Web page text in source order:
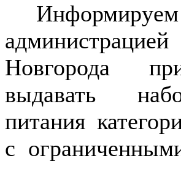
Новгорода
выдавать
питания
с